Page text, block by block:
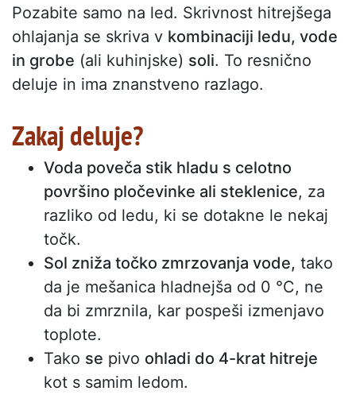
Pozabite samo na led. Skrivnost hitrejšega
ohlajanja se skriva v kombinaciji ledu, vode
in grobe (ali kuhinjske) soli. To resnično
deluje in ima znanstveno razlago.
Zakaj deluje?
Voda poveča stik hladu s celotno
površino pločevinke ali steklenice, za
razliko od ledu, ki se dotakne le nekaj
točk.
Sol zniža točko zmrzovanja vode, tako
da je mešanica hladnejša od 0 °C, ne
da bi zmrznila, kar pospeši izmenjavo
toplote.
Tako se pivo ohladi do 4-krat hitreje
kot s samim ledom.